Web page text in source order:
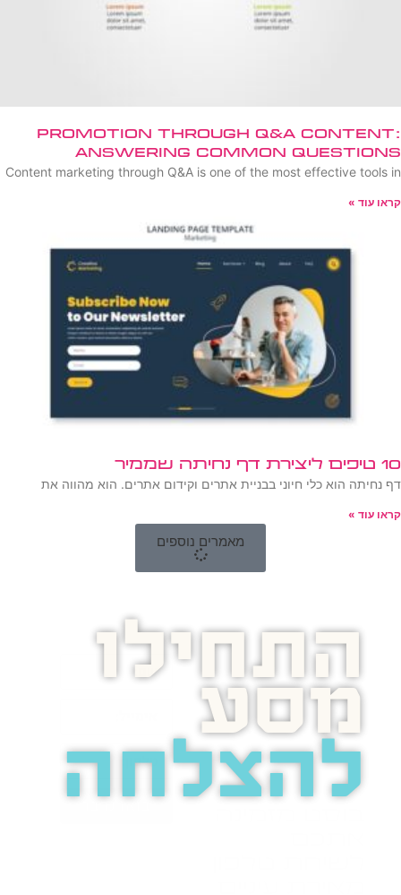
Promotion Through Q&A Content:
Answering Common Questions
Content marketing through Q&A is one of the most effective tools in
קראו עוד »
10 טיפים ליצירת דף נחיתה שממיר
דף נחיתה הוא כלי חיוני בבניית אתרים וקידום אתרים. הוא מהווה את
קראו עוד »
מאמרים נוספים
התחילו
מסע
להצלחה
בואו נדבר